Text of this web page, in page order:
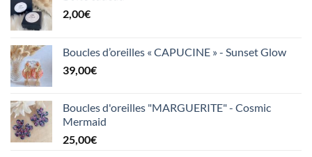
2,00€
Boucles d’oreilles « CAPUCINE » - Sunset Glow
39,00€
Boucles d'oreilles "MARGUERITE" - Cosmic
Mermaid
25,00€